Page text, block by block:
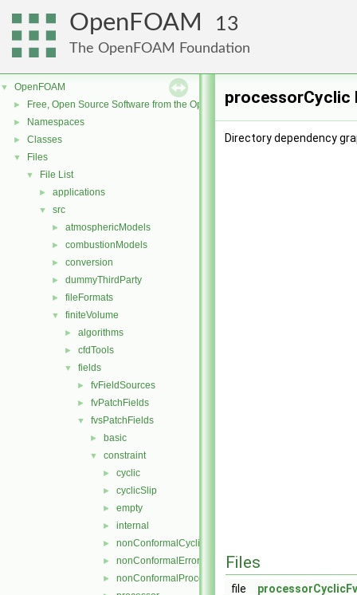
OpenFOAM 13
The OpenFOAM Foundation
▼ OpenFOAM
► Free, Open Source Software from the OpenFOAM Foundation
► Namespaces
► Classes
▼ Files
▼ File List
► applications
▼ src
► atmosphericModels
► combustionModels
► conversion
► dummyThirdParty
► fileFormats
▼ finiteVolume
► algorithms
► cfdTools
▼ fields
► fvFieldSources
► fvPatchFields
▼ fvsPatchFields
► basic
▼ constraint
► cyclic
► cyclicSlip
► empty
► internal
► nonConformalCyclic
► nonConformalError
► nonConformalProcessorCyclic
processorCyclic
Directory dependency
Files
file